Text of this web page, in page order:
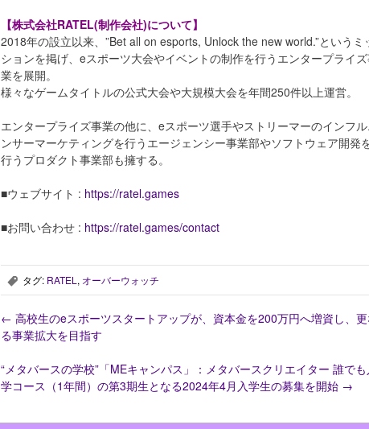
【株式会社RATEL(制作会社)について】
2018年の設立以来、”Bet all on esports, Unlock the new world.”というミ
ションを掲げ、eスポーツ大会やイベントの制作を行うエンタープライ
業を展開。
様々なゲームタイトルの公式大会や大規模大会を年間250件以上運営。
エンタープライズ事業の他に、eスポーツ選手やストリーマーのインフ
ンサーマーケティングを行うエージェンシー事業部やソフトウェア開発
行うプロダクト事業部も擁する。
■ウェブサイト : https://ratel.games
■お問い合わせ : https://ratel.games/contact
, タグ: RATEL, オーバーウォッチ
← 高校生のeスポーツスタートアップが、資本金を200万円へ増資し、
る事業拡大を目指す
“メタバースの学校”「MEキャンパス」：メタバースクリエイター 誰で
学コース（1年間）の第3期生となる2024年4月入学生の募集を開始 →